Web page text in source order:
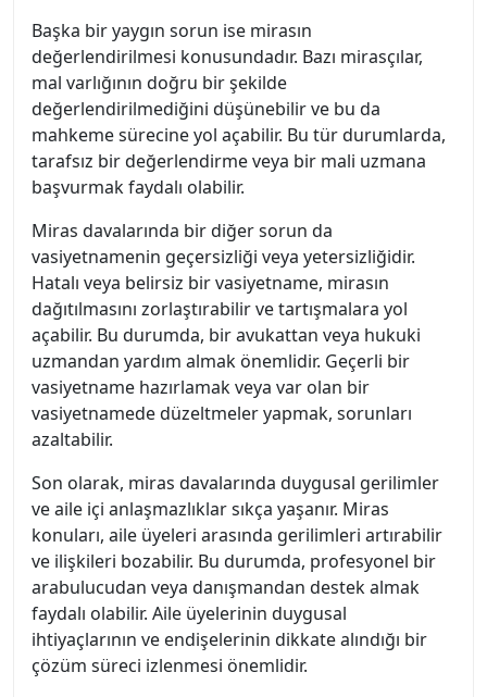
Başka bir yaygın sorun ise mirasın
değerlendirilmesi konusundadır. Bazı mirasçılar,
mal varlığının doğru bir şekilde
değerlendirilmediğini düşünebilir ve bu da
mahkeme sürecine yol açabilir. Bu tür durumlarda,
tarafsız bir değerlendirme veya bir mali uzmana
başvurmak faydalı olabilir.
Miras davalarında bir diğer sorun da
vasiyetnamenin geçersizliği veya yetersizliğidir.
Hatalı veya belirsiz bir vasiyetname, mirasın
dağıtılmasını zorlaştırabilir ve tartışmalara yol
açabilir. Bu durumda, bir avukattan veya hukuki
uzmandan yardım almak önemlidir. Geçerli bir
vasiyetname hazırlamak veya var olan bir
vasiyetnamede düzeltmeler yapmak, sorunları
azaltabilir.
Son olarak, miras davalarında duygusal gerilimler
ve aile içi anlaşmazlıklar sıkça yaşanır. Miras
konuları, aile üyeleri arasında gerilimleri artırabilir
ve ilişkileri bozabilir. Bu durumda, profesyonel bir
arabulucudan veya danışmandan destek almak
faydalı olabilir. Aile üyelerinin duygusal
ihtiyaçlarının ve endişelerinin dikkate alındığı bir
çözüm süreci izlenmesi önemlidir.